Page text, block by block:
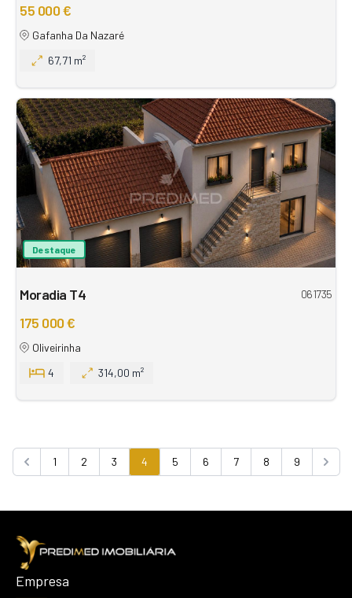
55 000 €
Gafanha Da Nazaré
67,71 m²
Destaque
Moradia T4 061735
175 000 €
Oliveirinha
4
314,00 m²
Previous
1 2 3 4 5 6 7 8 9
Next
Empresa